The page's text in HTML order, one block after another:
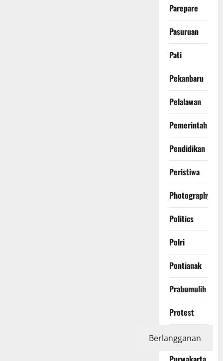
Parepare
Pasuruan
Pati
Pekanbaru
Pelalawan
Pemerintah
Pendidikan
Peristiwa
Photography
Politics
Polri
Pontianak
Prabumulih
Protest
Purbalingga
Berlangganan